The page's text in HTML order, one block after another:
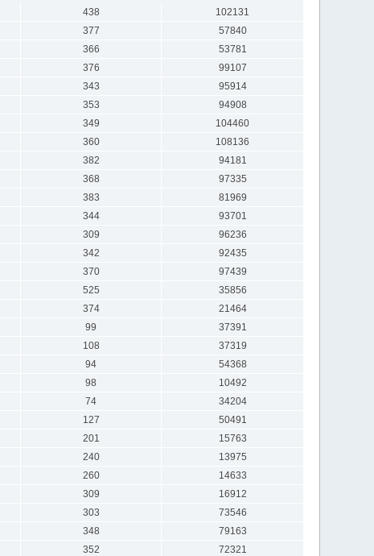
438
102131
377
57840
366
53781
376
99107
343
95914
353
94908
349
104460
360
108136
382
94181
368
97335
383
81969
344
93701
309
96236
342
92435
370
97439
525
35856
374
21464
99
37391
108
37319
94
54368
98
10492
74
34204
127
50491
201
15763
240
13975
260
14633
309
16912
303
73546
348
79163
352
72321